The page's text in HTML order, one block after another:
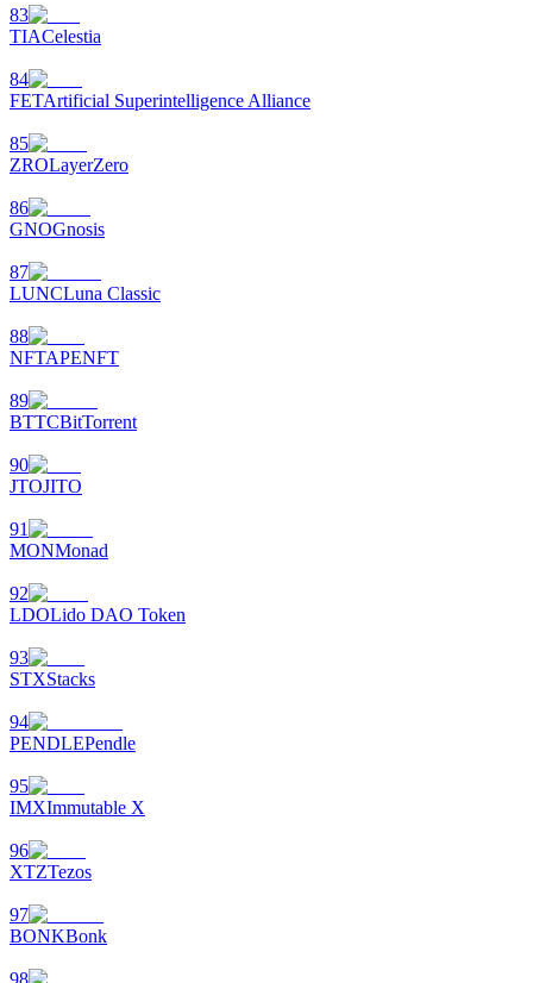
83
TIACelestia
84
FETArtificial Superintelligence Alliance
85
ZROLayerZero
86
GNOGnosis
87
LUNCLuna Classic
88
NFTAPENFT
89
BTTCBitTorrent
90
JTOJITO
91
MONMonad
92
LDOLido DAO Token
93
STXStacks
94
PENDLEPendle
95
IMXImmutable X
96
XTZTezos
97
BONKBonk